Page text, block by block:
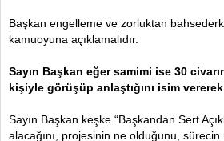
Başkan engelleme ve zorluktan
kamuoyuna açıklamalıdır.
Sayın Başkan eğer samimi ise 30
kişiyle görüşüp anlaştığını isim
Sayın Başkan keşke “Başkandan Sert
alacağını, projesinin ne olduğunu,